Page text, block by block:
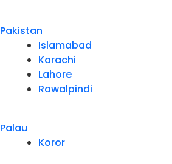
Pakistan
Islamabad
Karachi
Lahore
Rawalpindi
Palau
Koror